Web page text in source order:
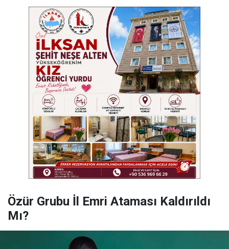
Özür Grubu İl Emri Ataması Kaldırıldı
Mı?